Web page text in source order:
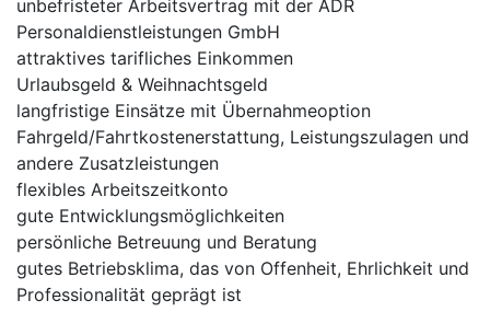
unbefristeter Arbeitsvertrag mit der ADR
Personaldienstleistungen GmbH
attraktives tarifliches Einkommen
Urlaubsgeld & Weihnachtsgeld
langfristige Einsätze mit Übernahmeoption
Fahrgeld/Fahrtkostenerstattung, Leistungszulagen und
andere Zusatzleistungen
flexibles Arbeitszeitkonto
gute Entwicklungsmöglichkeiten
persönliche Betreuung und Beratung
gutes Betriebsklima, das von Offenheit, Ehrlichkeit und
Professionalität geprägt ist